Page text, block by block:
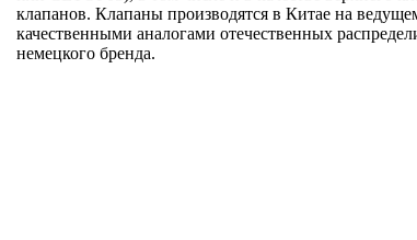
клапанов. Клапаны производятся в Китае на
качественными аналогами отечественных
немецкого бренда.